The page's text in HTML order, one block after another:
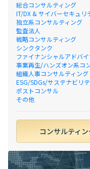
総合コンサルティング
IT/DX & サイバーセキュリ
独立系コンサルティング
監査法人
戦略コンサルティング
シンクタンク
ファイナンシャルアドバイ
事業再生/ハンズオン系コ
組織人事コンサルティング
ESG/SDGs/サステナビリ
ポストコンサル
その他
コンサルティ